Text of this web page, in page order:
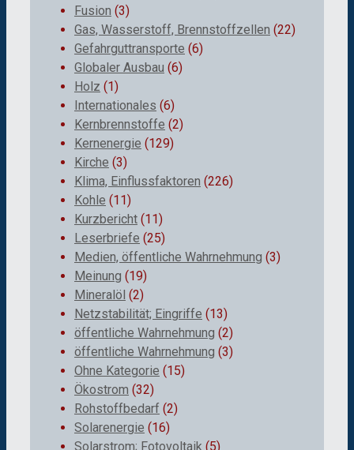
Fusion (3)
Gas, Wasserstoff, Brennstoffzellen (22)
Gefahrguttransporte (6)
Globaler Ausbau (6)
Holz (1)
Internationales (6)
Kernbrennstoffe (2)
Kernenergie (129)
Kirche (3)
Klima, Einflussfaktoren (226)
Kohle (11)
Kurzbericht (11)
Leserbriefe (25)
Medien, öffentliche Wahrnehmung (3)
Meinung (19)
Mineralöl (2)
Netzstabilität; Eingriffe (13)
öffentliche Wahrnehmung (2)
öffentliche Wahrnehmung (3)
Ohne Kategorie (15)
Ökostrom (32)
Rohstoffbedarf (2)
Solarenergie (16)
Solarstrom; Fotovoltaik (5)